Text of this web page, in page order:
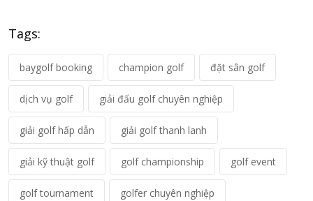
Tags:
baygolf booking champion golf đặt sân golf
dịch vụ golf giải đấu golf chuyên nghiệp
giải golf hấp dẫn giải golf thanh lanh
giải kỹ thuật golf golf championship golf event
golf tournament golfer chuyên nghiệp